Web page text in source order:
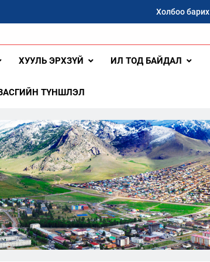
Холбоо барих
ХУУЛЬ ЭРХЗҮЙ ИЛ ТОД БАЙДАЛ
ТҮНШЛЭЛ